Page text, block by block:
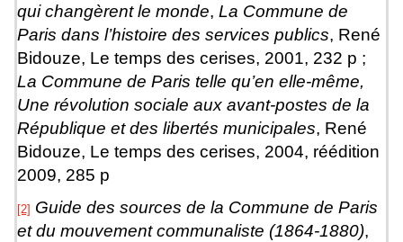
qui changèrent le monde, La Commune de
Paris dans l’histoire des services publics, René
Bidouze, Le temps des cerises, 2001, 232 p ;
La Commune de Paris telle qu’en elle-même,
Une révolution sociale aux avant-postes de la
République et des libertés municipales, René
Bidouze, Le temps des cerises, 2004, réédition
2009, 285 p
[2] Guide des sources de la Commune de Paris
et du mouvement communaliste (1864-1880),